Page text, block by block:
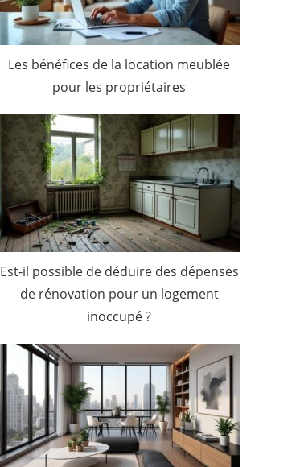
Les bénéfices de la location meublée
pour les propriétaires
Est-il possible de déduire des dépenses
de rénovation pour un logement
inoccupé ?